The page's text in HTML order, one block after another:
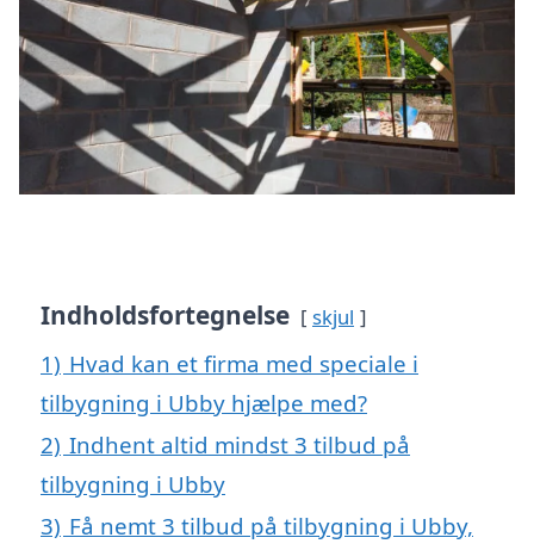
Indholdsfortegnelse skjul
1) Hvad kan et firma med speciale i
tilbygning i Ubby hjælpe med?
2) Indhent altid mindst 3 tilbud på
tilbygning i Ubby
3) Få nemt 3 tilbud på tilbygning i Ubby,